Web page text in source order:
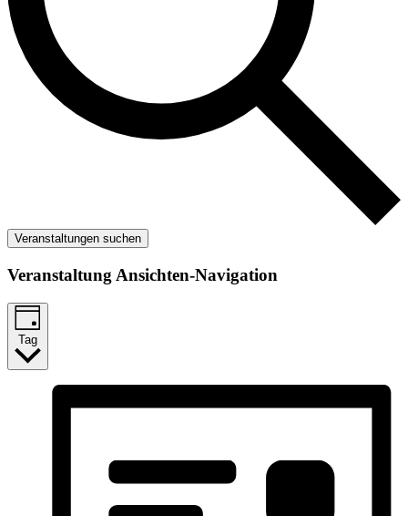
Veranstaltungen suchen
Veranstaltung Ansichten-Navigation
Tag